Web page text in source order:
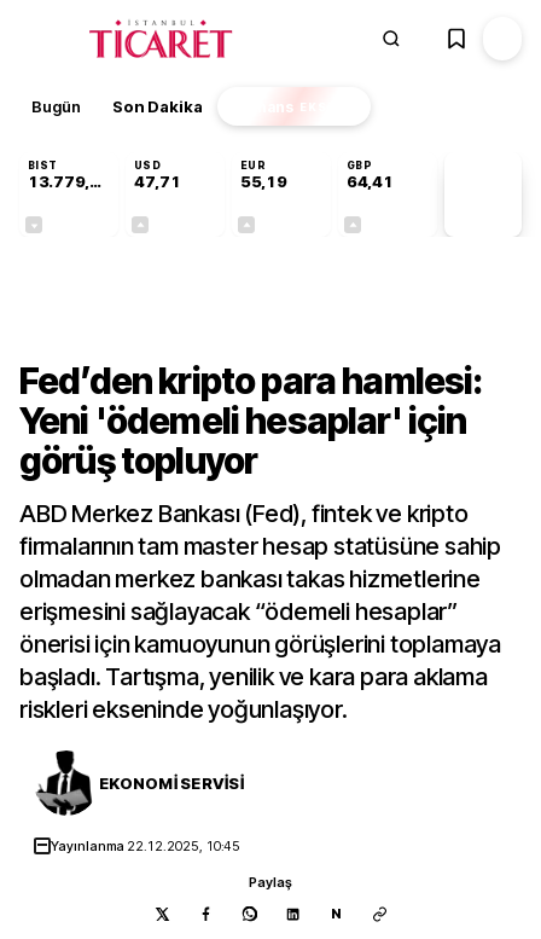
Bugün Son Dakika Finans EKSTRA
BIST
13.779,39
USD
47,71
EUR
55,19
GBP
64,41
Fed’den kripto para hamlesi:
Yeni 'ödemeli hesaplar' için
görüş topluyor
ABD Merkez Bankası (Fed), fintek ve kripto
firmalarının tam master hesap statüsüne sahip
olmadan merkez bankası takas hizmetlerine
erişmesini sağlayacak “ödemeli hesaplar”
önerisi için kamuoyunun görüşlerini toplamaya
başladı. Tartışma, yenilik ve kara para aklama
riskleri ekseninde yoğunlaşıyor.
EKONOMİ SERVİSİ
Yayınlanma 22.12.2025, 10:45
Paylaş
N